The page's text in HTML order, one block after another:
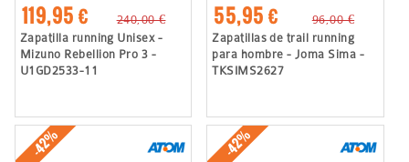
119,95 €
240,00 €
Zapatilla running Unisex -
Mizuno Rebellion Pro 3 -
U1GD2533-11
55,95 €
96,00 €
Zapatillas de trail running
para hombre - Joma Sima -
TKSIMS2627
-42% -42%